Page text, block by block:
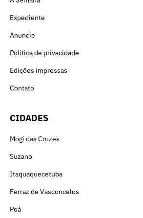
Expediente
Anuncie
Política de privacidade
Edições impressas
Contato
CIDADES
Mogi das Cruzes
Suzano
Itaquaquecetuba
Ferraz de Vasconcelos
Poá